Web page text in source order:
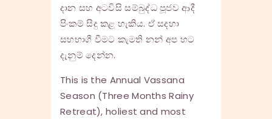
දාන සහ අටවිසි සම්බුද්ධ පූජව ආදී
පිංකම් සිදු කළ හැකිය. ඒ සදහා
සහභාගී වීමට කැමති නන් අප හට
දැනුම් දෙන්න.
This is the Annual Vassana
Season (Three Months Rainy
Retreat), holiest and most